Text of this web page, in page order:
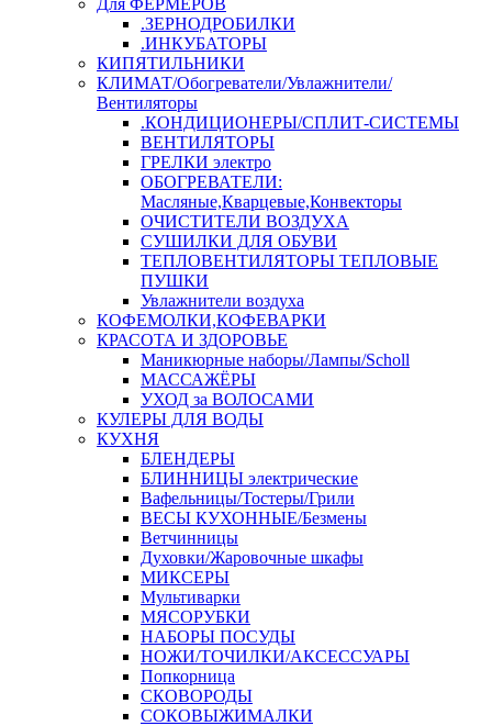
Для ФЕРМЕРОВ
.ЗЕРНОДРОБИЛКИ
.ИНКУБАТОРЫ
КИПЯТИЛЬНИКИ
КЛИМАТ/Обогреватели/Увлажнители/
Вентиляторы
.КОНДИЦИОНЕРЫ/СПЛИТ-СИСТЕМЫ
ВЕНТИЛЯТОРЫ
ГРЕЛКИ электро
ОБОГРЕВАТЕЛИ:
Масляные,Кварцевые,Конвекторы
ОЧИСТИТЕЛИ ВОЗДУХА
СУШИЛКИ ДЛЯ ОБУВИ
ТЕПЛОВЕНТИЛЯТОРЫ ТЕПЛОВЫЕ
ПУШКИ
Увлажнители воздуха
КОФЕМОЛКИ,КОФЕВАРКИ
КРАСОТА И ЗДОРОВЬЕ
Маникюрные наборы/Лампы/Scholl
МАССАЖЁРЫ
УХОД за ВОЛОСАМИ
КУЛЕРЫ ДЛЯ ВОДЫ
КУХНЯ
БЛЕНДЕРЫ
БЛИННИЦЫ электрические
Вафельницы/Тостеры/Грили
ВЕСЫ КУХОННЫЕ/Безмены
Ветчинницы
Духовки/Жаровочные шкафы
МИКСЕРЫ
Мультиварки
МЯСОРУБКИ
НАБОРЫ ПОСУДЫ
НОЖИ/ТОЧИЛКИ/АКСЕССУАРЫ
Попкорница
СКОВОРОДЫ
СОКОВЫЖИМАЛКИ